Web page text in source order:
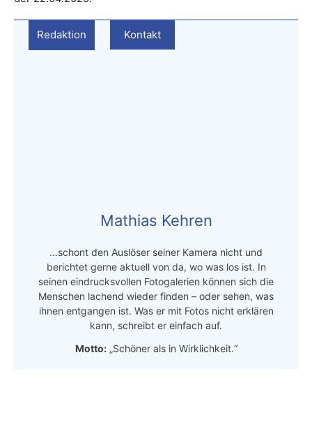
Redaktion Kontakt
Mathias Kehren
…schont den Auslöser seiner Kamera nicht und
berichtet gerne aktuell von da, wo was los ist. In
seinen eindrucksvollen Fotogalerien können sich die
Menschen lachend wieder finden – oder sehen, was
ihnen entgangen ist. Was er mit Fotos nicht erklären
kann, schreibt er einfach auf.
Motto:„Schöner als in Wirklichkeit.“